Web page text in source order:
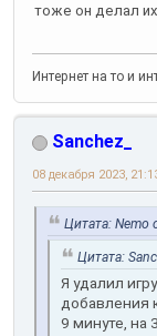
тоже он делал
Интернет на то и
Sanchez_
08 декабря 2023,
Цитата: Nemo
Цитата:
Я удалил
добавления
9 минуте, на